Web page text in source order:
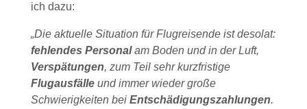
ich dazu:
„Die aktuelle Situation für Flugreisende ist desolat:
fehlendes Personalam Boden und in der Luft,
Verspätungen, zum Teil sehr kurzfristige
Flugausfälle und immer wieder große
Schwierigkeiten bei Entschädigungszahlungen.